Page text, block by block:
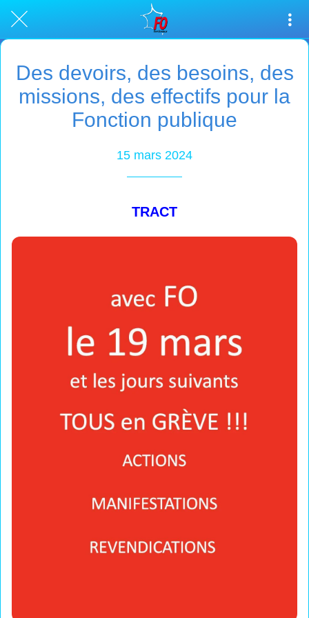
Des devoirs, des besoins, des
missions, des effectifs pour la
Fonction publique
15 mars 2024
TRACT